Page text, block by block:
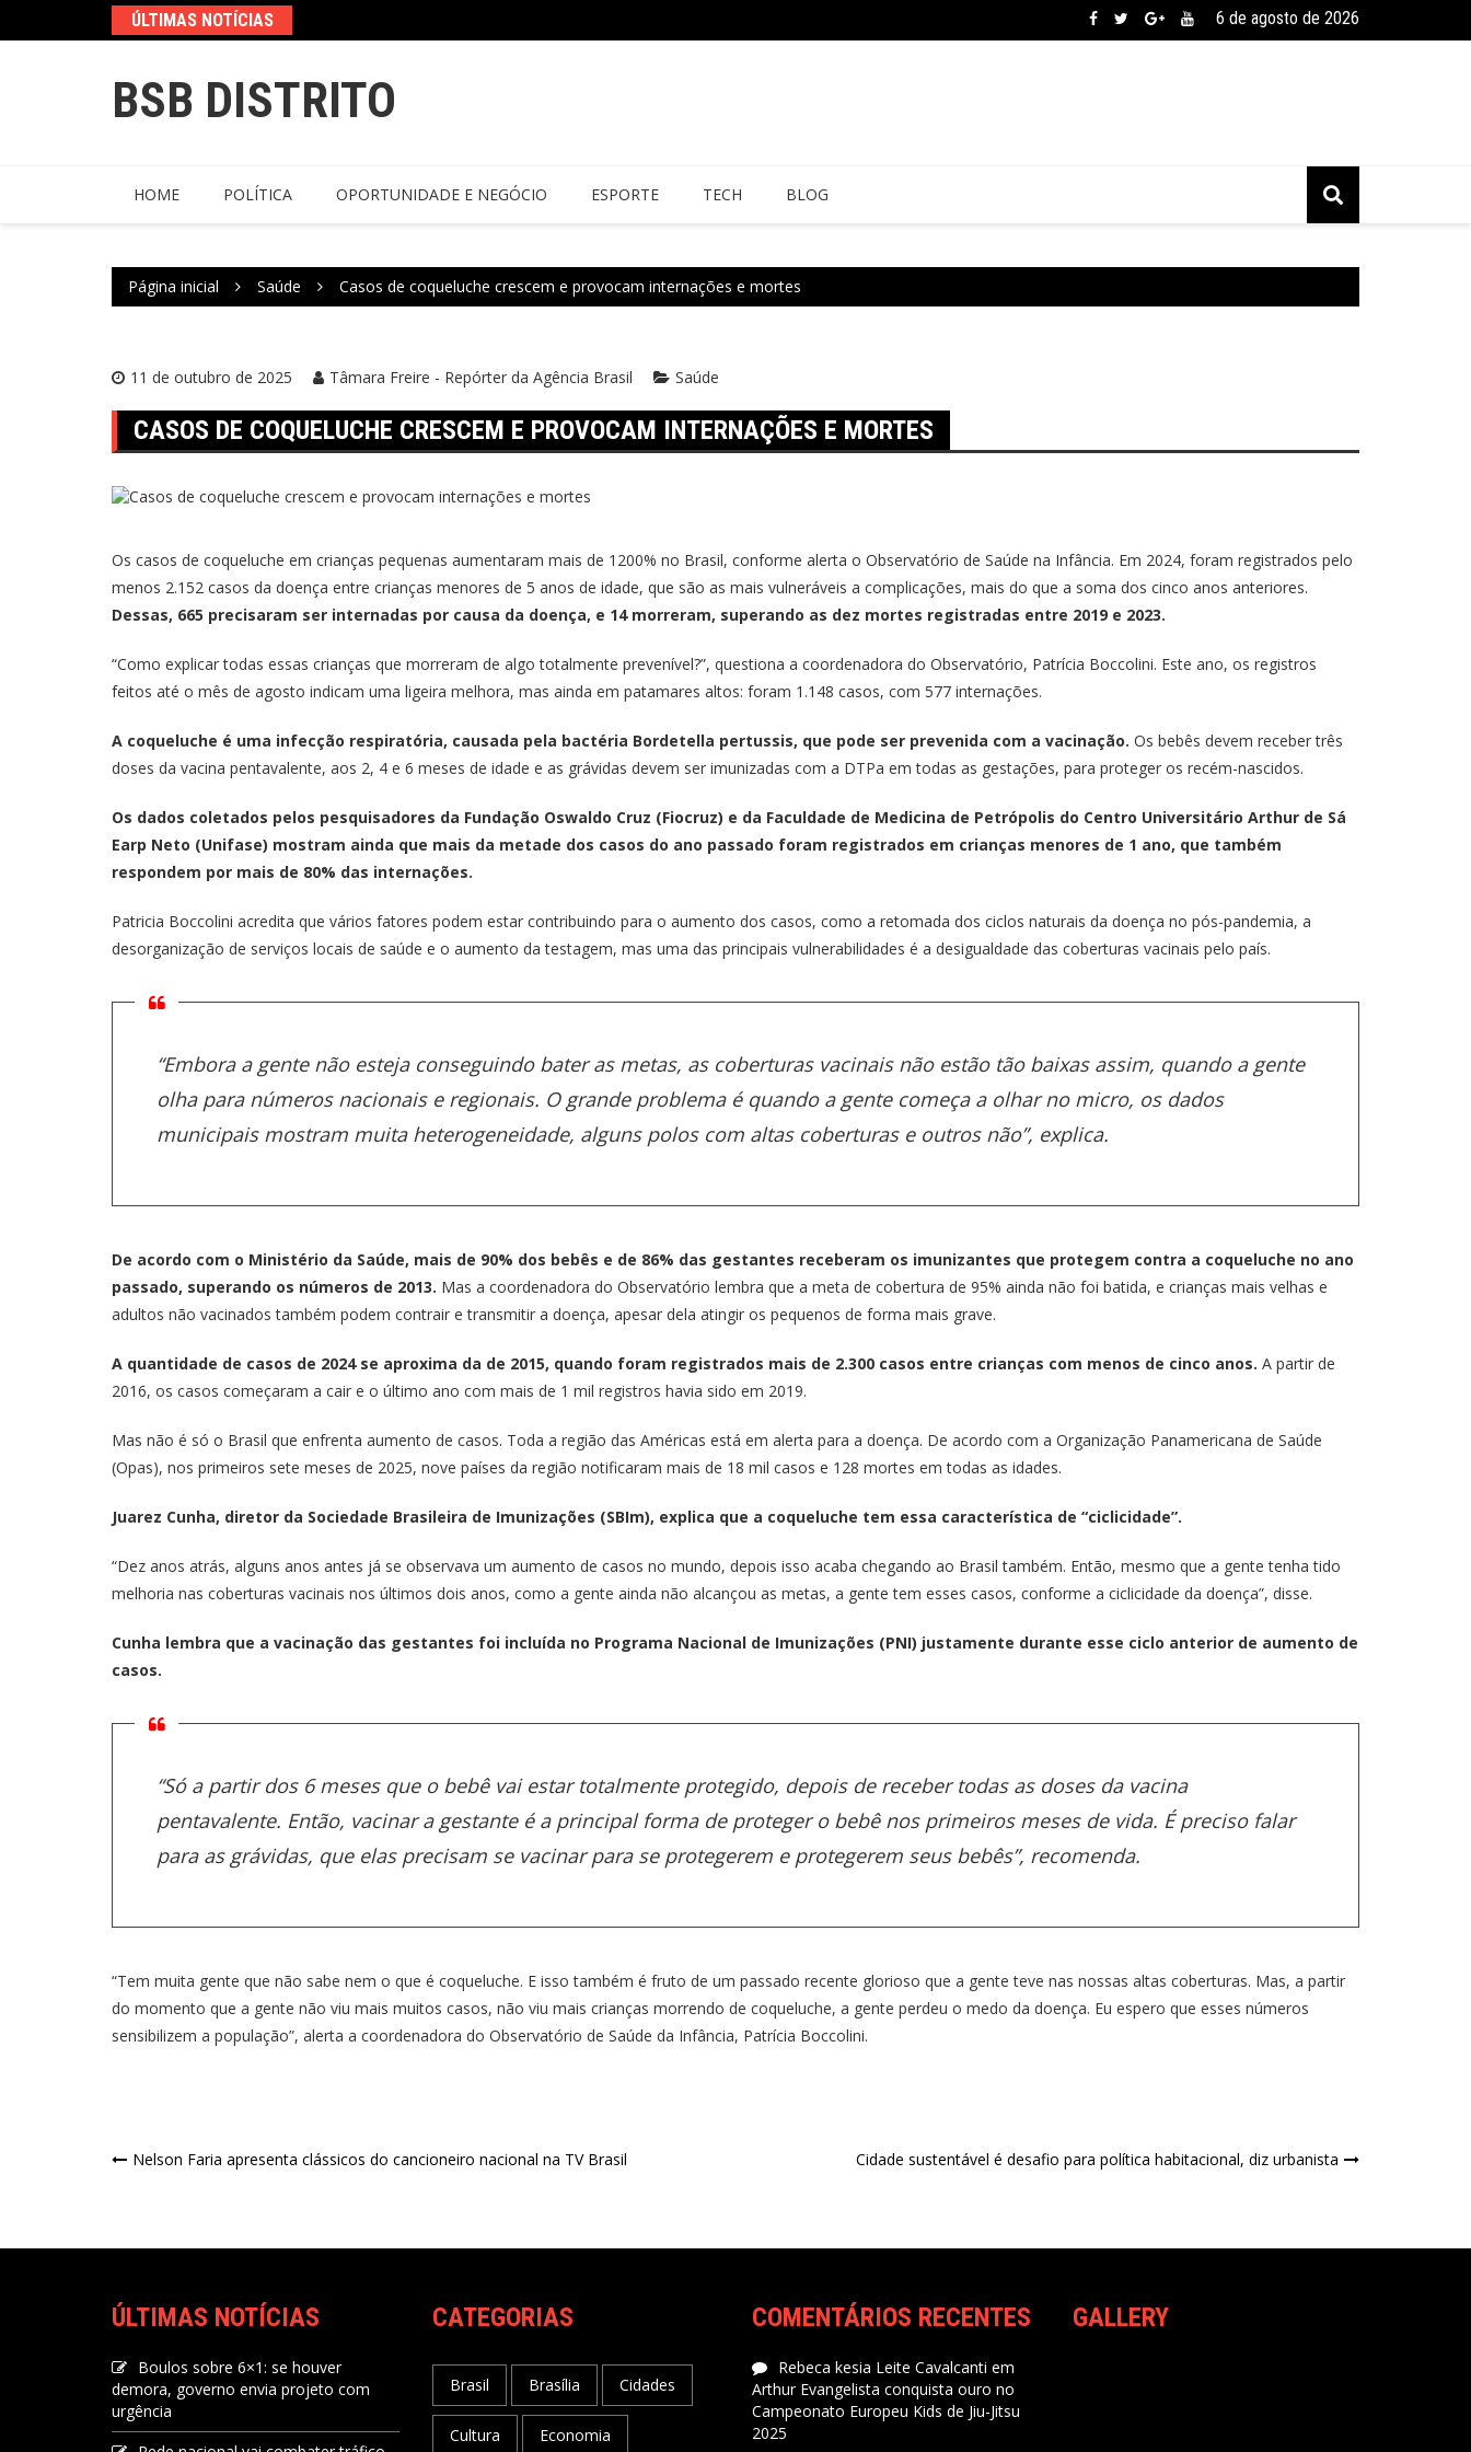
ÚLTIMAS NOTÍCIAS 6 de agosto de 2026
BSB DISTRITO
HOME POLÍTICA OPORTUNIDADE E NEGÓCIO ESPORTE TECH BLOG
Página inicial Saúde Casos de coqueluche crescem e provocam internações e mortes
11 de outubro de 2025 Tâmara Freire - Repórter da Agência Brasil Saúde
CASOS DE COQUELUCHE CRESCEM E PROVOCAM INTERNAÇÕES E MORTES
Os casos de coqueluche em crianças pequenas aumentaram mais de 1200% no Brasil, conforme alerta o Observatório de Saúde na Infância. Em 2024, foram registrados pelo
menos 2.152 casos da doença entre crianças menores de 5 anos de idade, que são as mais vulneráveis a complicações, mais do que a soma dos cinco anos anteriores.
Dessas, 665 precisaram ser internadas por causa da doença, e 14 morreram, superando as dez mortes registradas entre 2019 e 2023.
“Como explicar todas essas crianças que morreram de algo totalmente prevenível?”, questiona a coordenadora do Observatório, Patrícia Boccolini. Este ano, os registros
feitos até o mês de agosto indicam uma ligeira melhora, mas ainda em patamares altos: foram 1.148 casos, com 577 internações.
A coqueluche é uma infecção respiratória, causada pela bactéria Bordetella pertussis, que pode ser prevenida com a vacinação. Os bebês devem receber três
doses da vacina pentavalente, aos 2, 4 e 6 meses de idade e as grávidas devem ser imunizadas com a DTPa em todas as gestações, para proteger os recém-nascidos.
Os dados coletados pelos pesquisadores da Fundação Oswaldo Cruz (Fiocruz) e da Faculdade de Medicina de Petrópolis do Centro Universitário Arthur de Sá
Earp Neto (Unifase) mostram ainda que mais da metade dos casos do ano passado foram registrados em crianças menores de 1 ano, que também
respondem por mais de 80% das internações.
Patricia Boccolini acredita que vários fatores podem estar contribuindo para o aumento dos casos, como a retomada dos ciclos naturais da doença no pós-pandemia, a
desorganização de serviços locais de saúde e o aumento da testagem, mas uma das principais vulnerabilidades é a desigualdade das coberturas vacinais pelo país.
“Embora a gente não esteja conseguindo bater as metas, as coberturas vacinais não estão tão baixas assim, quando a gente
olha para números nacionais e regionais. O grande problema é quando a gente começa a olhar no micro, os dados
municipais mostram muita heterogeneidade, alguns polos com altas coberturas e outros não”, explica.
De acordo com o Ministério da Saúde, mais de 90% dos bebês e de 86% das gestantes receberam os imunizantes que protegem contra a coqueluche no ano
passado, superando os números de 2013. Mas a coordenadora do Observatório lembra que a meta de cobertura de 95% ainda não foi batida, e crianças mais velhas e
adultos não vacinados também podem contrair e transmitir a doença, apesar dela atingir os pequenos de forma mais grave.
A quantidade de casos de 2024 se aproxima da de 2015, quando foram registrados mais de 2.300 casos entre crianças com menos de cinco anos. A partir de
2016, os casos começaram a cair e o último ano com mais de 1 mil registros havia sido em 2019.
Mas não é só o Brasil que enfrenta aumento de casos. Toda a região das Américas está em alerta para a doença. De acordo com a Organização Panamericana de Saúde
(Opas), nos primeiros sete meses de 2025, nove países da região notificaram mais de 18 mil casos e 128 mortes em todas as idades.
Juarez Cunha, diretor da Sociedade Brasileira de Imunizações (SBIm), explica que a coqueluche tem essa característica de “ciclicidade”.
“Dez anos atrás, alguns anos antes já se observava um aumento de casos no mundo, depois isso acaba chegando ao Brasil também. Então, mesmo que a gente tenha tido
melhoria nas coberturas vacinais nos últimos dois anos, como a gente ainda não alcançou as metas, a gente tem esses casos, conforme a ciclicidade da doença”, disse.
Cunha lembra que a vacinação das gestantes foi incluída no Programa Nacional de Imunizações (PNI) justamente durante esse ciclo anterior de aumento de
casos.
“Só a partir dos 6 meses que o bebê vai estar totalmente protegido, depois de receber todas as doses da vacina
pentavalente. Então, vacinar a gestante é a principal forma de proteger o bebê nos primeiros meses de vida. É preciso falar
para as grávidas, que elas precisam se vacinar para se protegerem e protegerem seus bebês”, recomenda.
“Tem muita gente que não sabe nem o que é coqueluche. E isso também é fruto de um passado recente glorioso que a gente teve nas nossas altas coberturas. Mas, a partir
do momento que a gente não viu mais muitos casos, não viu mais crianças morrendo de coqueluche, a gente perdeu o medo da doença. Eu espero que esses números
sensibilizem a população”, alerta a coordenadora do Observatório de Saúde da Infância, Patrícia Boccolini.
Nelson Faria apresenta clássicos do cancioneiro nacional na TV Brasil Cidade sustentável é desafio para política habitacional, diz urbanista
ÚLTIMAS NOTÍCIAS
Boulos sobre 6×1: se houver
demora, governo envia projeto com
urgência
CATEGORIAS
Brasil Brasília Cidades
Cultura Economia
COMENTÁRIOS RECENTES
Rebeca kesia Leite Cavalcanti em
Arthur Evangelista conquista ouro no
Campeonato Europeu Kids de Jiu-Jitsu
2025
GALLERY